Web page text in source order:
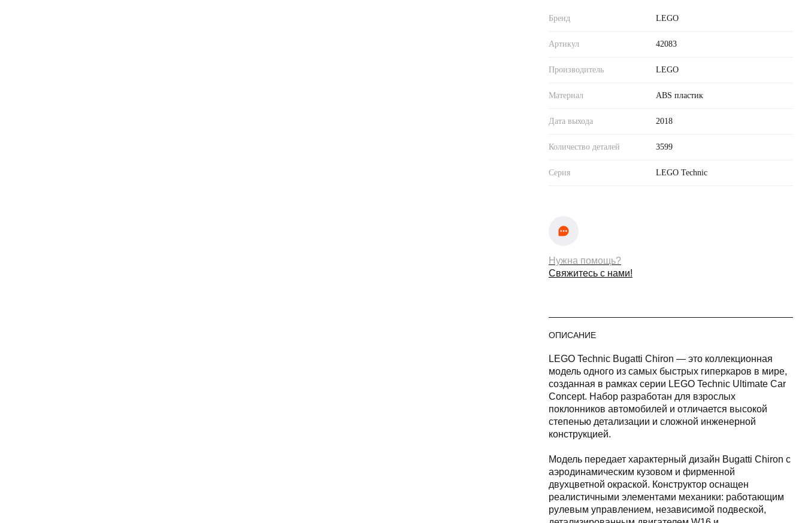
Бренд LEGO
Артикул 42083
Производитель LEGO
Материал ABS пластик
Дата выхода 2018
Количество деталей 3599
Серия LEGO Technic
Нужна помощь?
Свяжитесь с нами!
ОПИСАНИЕ
LEGO Technic Bugatti Chiron — это коллекционная
модель одного из самых быстрых гиперкаров в мире,
созданная в рамках серии LEGO Technic Ultimate Car
Concept. Набор разработан для взрослых
поклонников автомобилей и отличается высокой
степенью детализации и сложной инженерной
конструкцией.
Модель передает характерный дизайн Bugatti Chiron с
аэродинамическим кузовом и фирменной
двухцветной окраской. Конструктор оснащен
реалистичными элементами механики: работающим
рулевым управлением, независимой подвеской,